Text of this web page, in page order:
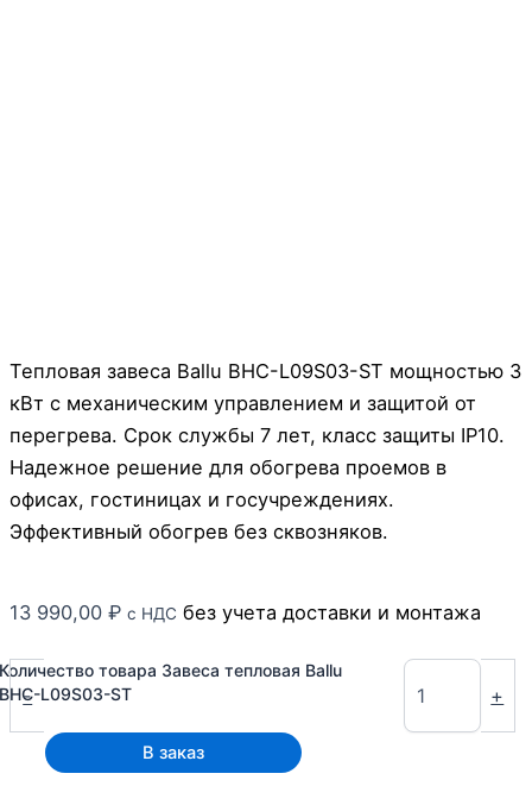
Тепловая завеса Ballu BHC-L09S03-ST мощностью 3
кВт с механическим управлением и защитой от
перегрева. Срок службы 7 лет, класс защиты IP10.
Надежное решение для обогрева проемов в
офисах, гостиницах и госучреждениях.
Эффективный обогрев без сквозняков.
13 990,00 ₽ с НДС без учета доставки и монтажа
-
Количество товара Завеса тепловая Ballu
BHC-L09S03-ST
+
В заказ